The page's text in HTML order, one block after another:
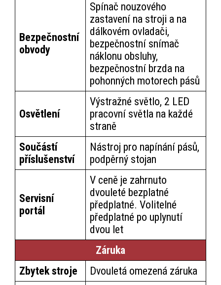
Bezpečnostní
obvody
Spínač nouzového
zastavení na stroji a na
dálkovém ovladači,
bezpečnostní snímač
náklonu obsluhy,
bezpečnostní brzda na
pohonných motorech pásů
Osvětlení
Výstražné světlo, 2 LED
pracovní světla na každé
straně
Součástí
příslušenství
Nástroj pro napínání pásů,
podpěrný stojan
Servisní
portál
V ceně je zahrnuto
dvouleté bezplatné
předplatné. Volitelné
předplatné po uplynutí
dvou let
Záruka
Zbytek stroje
Dvouletá omezená záruka